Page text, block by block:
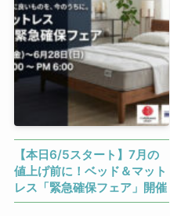
【本日6/5スタート】7月の
値上げ前に！ベッド＆マット
レス「緊急確保フェア」開催